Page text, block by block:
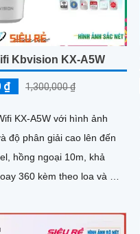
Kbvision KX-A5W
₫ 1,300,000 ₫
KX-A5W với hình ảnh
độ phân giải cao lên đến
hồng ngoại 10m, khả
360 kèm theo loa và mic